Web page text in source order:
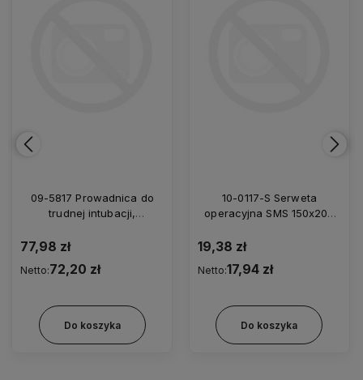
09-5817 Prowadnica do
trudnej intubacji,
jednorazowa z futerałem
77,98 zł
Netto:72,20 zł
Do koszyka
10-0117-S Serweta
operacyjna SMS 150x200
19,38 zł
Netto:17,94 zł
Do koszyka